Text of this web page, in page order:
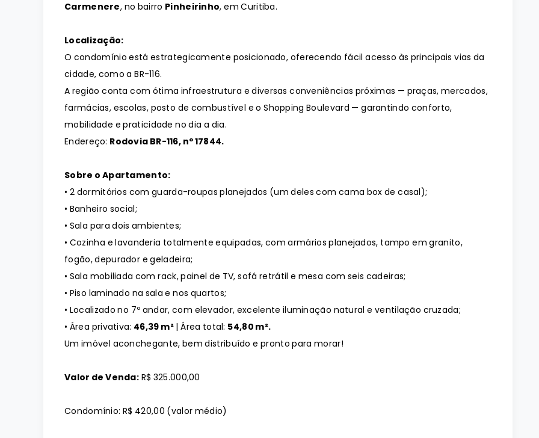
Carmenere, no bairro Pinheirinho, em Curitiba.
Localização:
O condomínio está estrategicamente posicionado, oferecendo fácil acesso às principais vias da
cidade, como a BR-116.
A região conta com ótima infraestrutura e diversas conveniências próximas — praças, mercados,
farmácias, escolas, posto de combustível e o Shopping Boulevard — garantindo conforto,
mobilidade e praticidade no dia a dia.
Endereço: Rodovia BR-116, nº 17844.
Sobre o Apartamento:
• 2 dormitórios com guarda-roupas planejados (um deles com cama box de casal);
• Banheiro social;
• Sala para dois ambientes;
• Cozinha e lavanderia totalmente equipadas, com armários planejados, tampo em granito,
fogão, depurador e geladeira;
• Sala mobiliada com rack, painel de TV, sofá retrátil e mesa com seis cadeiras;
• Piso laminado na sala e nos quartos;
• Localizado no 7º andar, com elevador, excelente iluminação natural e ventilação cruzada;
• Área privativa: 46,39 m²| Área total: 54,80 m².
Um imóvel aconchegante, bem distribuído e pronto para morar!
Valor de Venda: R$ 325.000,00
Condomínio: R$ 420,00 (valor médio)